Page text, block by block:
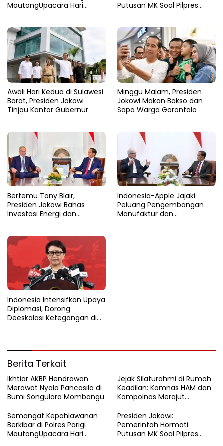
MoutongUpacara Hari
Putusan MK Soal Pilpres
Awali Hari Kedua di Sulawesi
Barat, Presiden Jokowi
Tinjau Kantor Gubernur
Minggu Malam, Presiden
Jokowi Makan Bakso dan
Sapa Warga Gorontalo
Bertemu Tony Blair,
Presiden Jokowi Bahas
Investasi Energi dan
Indonesia-Apple Jajaki
Peluang Pengembangan
Manufaktur dan
Indonesia Intensifkan Upaya
Diplomasi, Dorong
Deeskalasi Ketegangan di
Berita Terkait
Ikhtiar AKBP Hendrawan
Merawat Nyala Pancasila di
Bumi Songulara Mombangu
Jejak Silaturahmi di Rumah
Keadilan: Komnas HAM dan
Kompolnas Merajut
Tegas
Semangat Kepahlawanan
Berkibar di Polres Parigi
MoutongUpacara Hari
Presiden Jokowi:
Pemerintah Hormati
Putusan MK Soal Pilpres